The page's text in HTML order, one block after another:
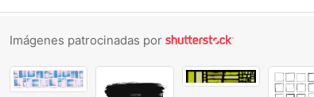
Imágenes patrocinadas por